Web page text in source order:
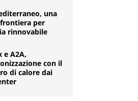
una
per
rinnovabile
e A2A,
con il
di calore dai